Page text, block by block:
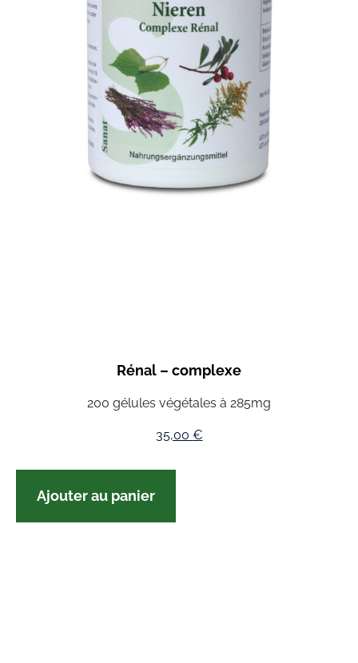
Rénal – complexe
200 gélules végétales à 285mg
35,00 €
Ajouter au panier